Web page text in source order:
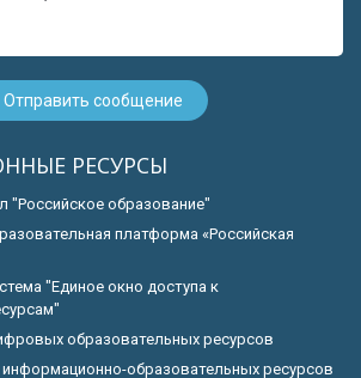
РЕСУРСЫ
"Российское образование"
платформа «Российская
"Единое окно доступа к
образовательных ресурсов
образовательных ресурсов